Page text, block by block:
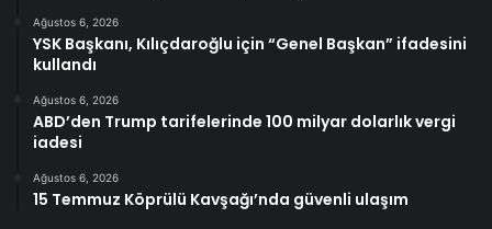
Ağustos 6, 2026
YSK Başkanı, Kılıçdaroğlu için “Genel Başkan” ifadesini
kullandı
Ağustos 6, 2026
ABD’den Trump tarifelerinde 100 milyar dolarlık vergi
iadesi
Ağustos 6, 2026
15 Temmuz Köprülü Kavşağı’nda güvenli ulaşım